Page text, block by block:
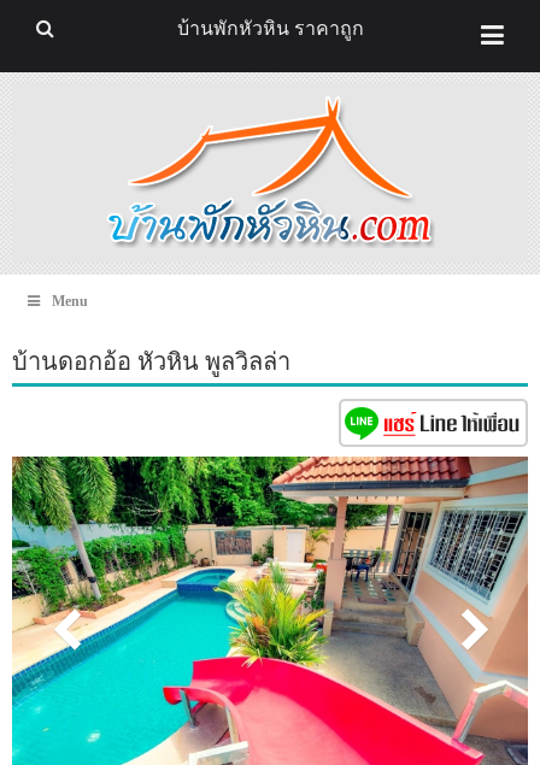
Menu
บ้านดอกอ้อ หัวหิน พูลวิลล่า
บ้านพักหัวหิน ราคาถูก